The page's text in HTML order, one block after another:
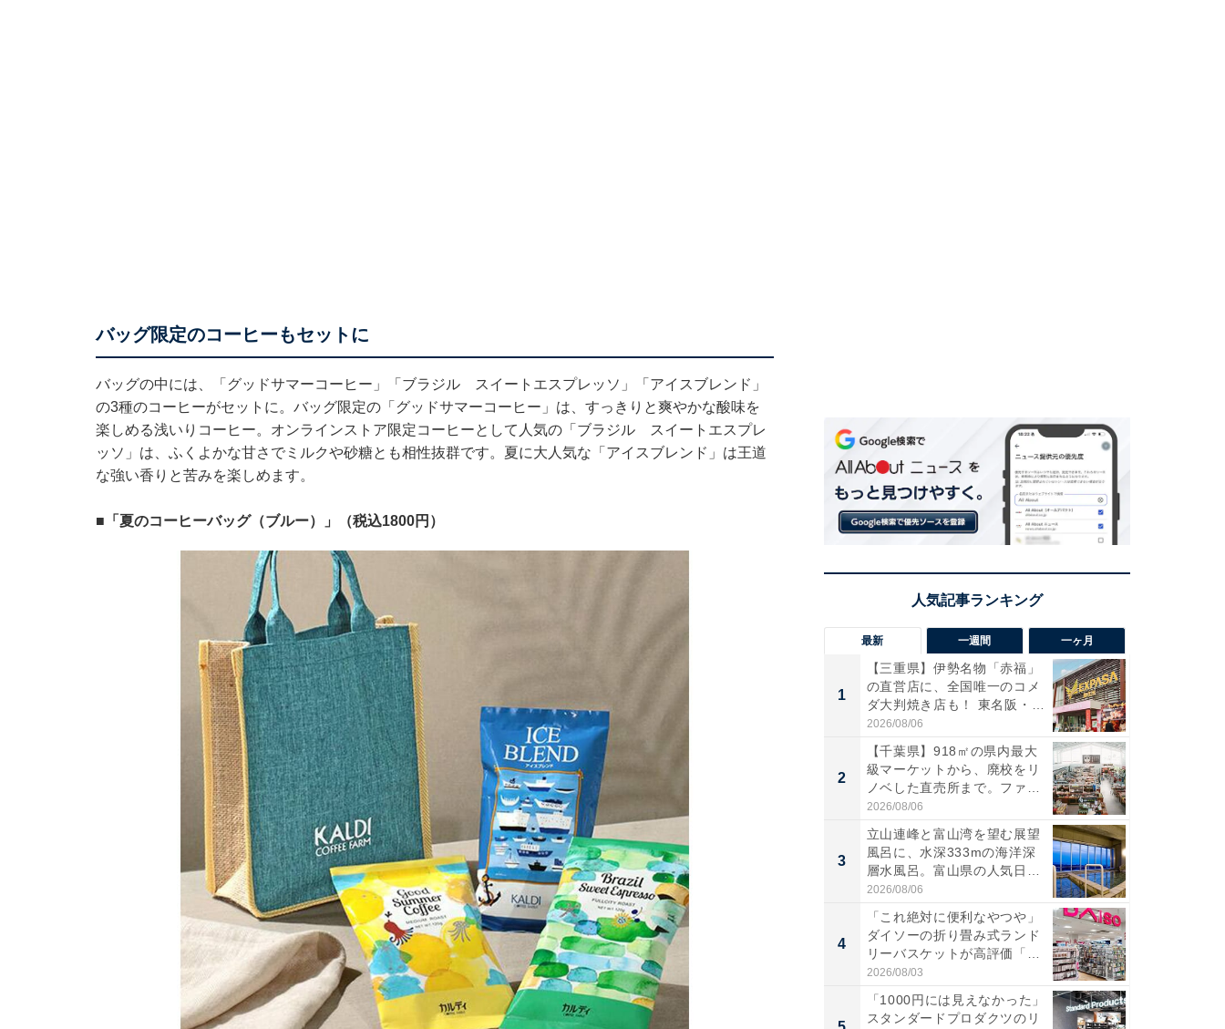
バッグ限定のコーヒーもセットに
バッグの中には、「グッドサマーコーヒー」「ブラジル スイートエスプレッソ」「アイスブレンド」
の3種のコーヒーがセットに。バッグ限定の「グッドサマーコーヒー」は、すっきりと爽やかな酸味を
楽しめる浅いりコーヒー。オンラインストア限定コーヒーとして人気の「ブラジル スイートエスプレ
ッソ」は、ふくよかな甘さでミルクや砂糖とも相性抜群です。夏に大人気な「アイスブレンド」は王道
な強い香りと苦みを楽しめます。
■「夏のコーヒーバッグ（ブルー）」（税込1800円）
最新 一週間 一ヶ月
1
【三重県】伊勢名物「赤福」
の直営店に、全国唯一のコメ
ダ大判焼き店も！ 東名阪・
伊...
2026/08/06
2
【千葉県】918㎡の県内最大
級マーケットから、廃校をリ
ノベした直売所まで。ファ
ー...
2026/08/06
3
立山連峰と富山湾を望む展望
風呂に、水深333mの海洋深
層水風呂。富山県の人気日
帰...
2026/08/06
4
「これ絶対に便利なやつや」
ダイソーの折り畳み式ランド
リーバスケットが高評価「使
わ...
2026/08/03
「1000円には見えなかった」
スタンダードプロダクツのリ